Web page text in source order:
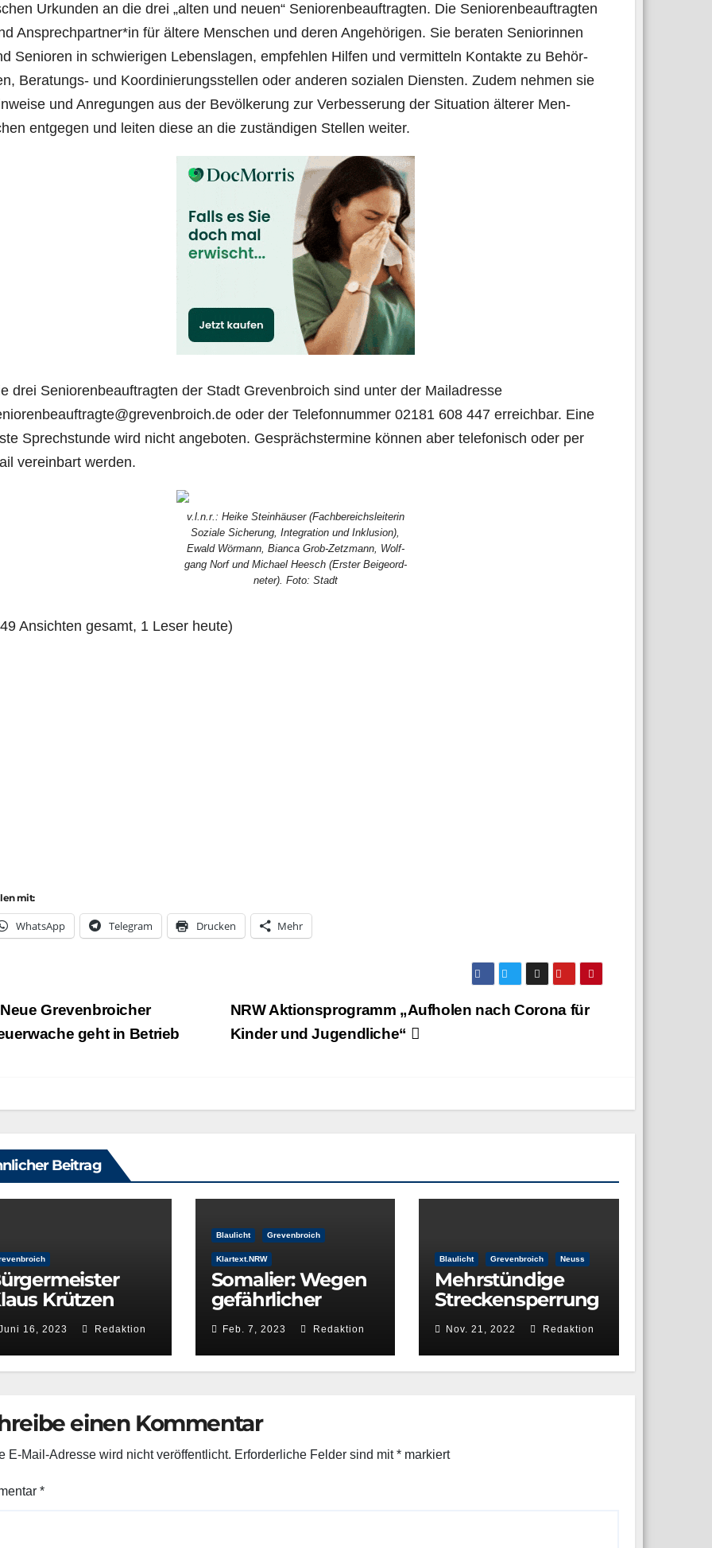
Urkun­den an die drei „alten und neu­en“ Senio­ren­be­auf­trag­ten. Die Senio­ren­be­auf­trag­ten
Ansprechpartner*in für älte­re Men­schen und deren Ange­hö­ri­gen. Sie bera­ten Senio­rin­nen
Senio­ren in schwie­ri­gen Lebens­la­gen, emp­feh­len Hil­fen und ver­mit­teln Kon­tak­te zu Behör­
Bera­tungs- und Koor­di­nie­rungs­stel­len oder ande­ren sozia­len Diens­ten. Zudem neh­men sie
und Anre­gun­gen aus der Bevöl­ke­rung zur Ver­bes­se­rung der Situa­ti­on älte­rer Men­
ent­ge­gen und lei­ten die­se an die zustän­di­gen Stel­len weiter.
drei Senio­ren­be­auf­trag­ten der Stadt Gre­ven­broich sind unter der Mail­adres­se
oder der Tele­fon­num­mer 02181 608 447 erreich­bar. Eine
Sprech­stun­de wird nicht ange­bo­ten. Gesprächs­ter­mi­ne kön­nen aber tele­fo­nisch oder per
ver­ein­bart werden.
v.l.n.r.: Hei­ke Stein­häu­ser (Fach­be­reichs­lei­te­rin
Sozia­le Siche­rung, Inte­gra­ti­on und Inklu­si­on),
Ewald Wör­mann, Bian­ca Grob-Zetz­mann, Wolf­
gang Norf und Micha­el Heesch (Ers­ter Bei­geord­
ne­ter). Foto: Stadt
Ansich­ten gesamt, 1 Leser heute)
mit:
Whats­App Tele­gram Dru­cken Mehr
NRW Aktionsprogramm „Aufholen nach Corona für
Kinder und Jugendliche“
Neue Grevenbroicher
geht in Betrieb
Beitrag
Krützen
16, 2023 Redaktion
Blaulicht Grevenbroich
Klartext.NRW
Somalier: Wegen
gefährlicher
Körperverletzung
sowie wegen
Sexualdelikten
aufgefallen
Feb. 7, 2023 Redaktion
Blaulicht Grevenbroich Neuss
Mehrstündige
Streckensperrung
– Radfahrer bei
Kollision mit
Regionalbahn
tödlich verletzt
Nov. 21, 2022 Redaktion
einen Kommentar
E-Mail-Adresse wird nicht veröffentlicht. Erforderliche Felder sind mit* markiert
*